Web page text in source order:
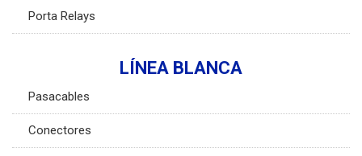
Porta Relays
LÍNEA BLANCA
Pasacables
Conectores